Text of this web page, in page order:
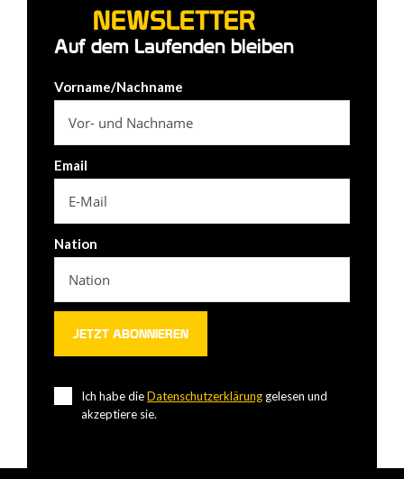
NEWSLETTER
Auf dem Laufenden bleiben
Vorname/Nachname
Email
Nation
Ich habe dieDatenschutzerklärung gelesen und
akzeptiere sie.